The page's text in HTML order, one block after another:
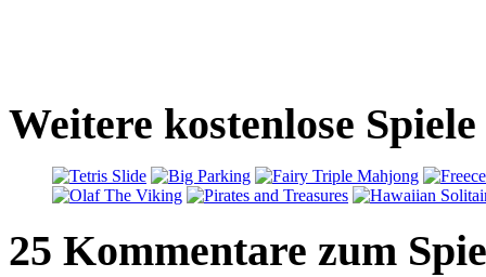
Weitere kostenlose
25 Kommentare zum